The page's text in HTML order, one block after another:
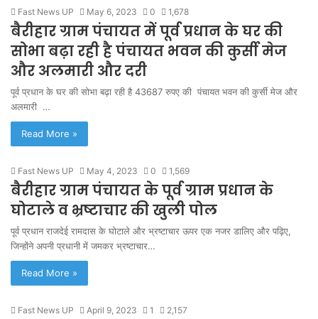
Fast News UP May 6, 2023 0 1,678
बैरीहार ग्राम पंचायत में पूर्व प्रधान के घर की
सोभा बढ़ा रही है पंचायत भवन की कुर्सी मेज
और अलमारी और दरी
पूर्व प्रधान के घर की सोभा बढ़ा रही है 43687 रुपए की पंचायत भवन की कुर्सी मेज और
अलमारी …
Read More »
Fast News UP May 4, 2023 0 1,569
बैरीहार ग्राम पंचायत के पूर्व ग्राम प्रधान के
घोटाले व भ्रष्टाचार की खुली पोल
पूर्व प्रधान राजदेई रामदास के घोटाले और भ्रष्टाचार ऊपर एक नजर डालिए और पढ़िए,
जिन्होंने अपनी प्रधानी में जमकर भ्रष्टाचार…
Read More »
Fast News UP April 9, 2023 1 2,157